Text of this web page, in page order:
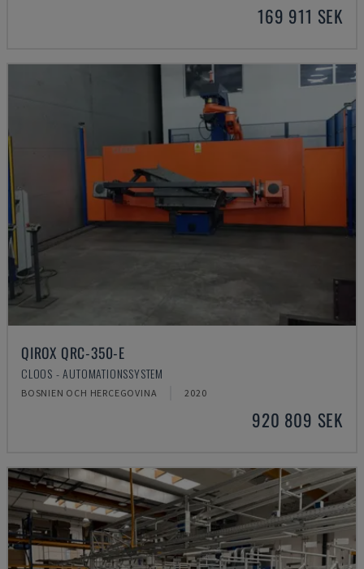
169 911 SEK
QIROX QRC-350-E
CLOOS - AUTOMATIONSSYSTEM
BOSNIEN OCH HERCEGOVINA 2020
920 809 SEK